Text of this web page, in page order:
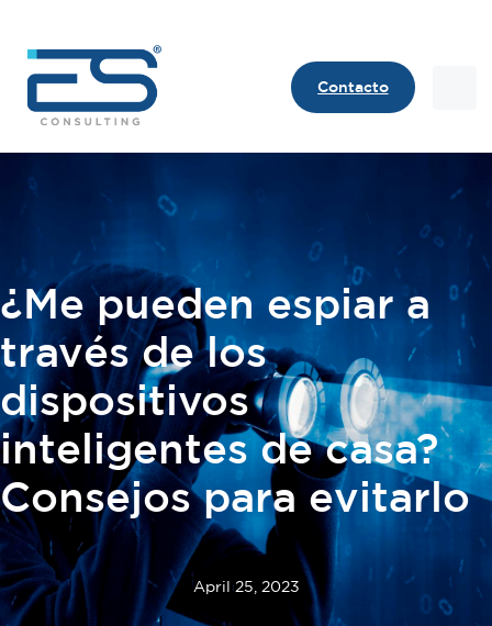
Contacto
¿Me pueden espiar a
través de los
dispositivos
inteligentes de casa?
Consejos para evitarlo
April 25, 2023